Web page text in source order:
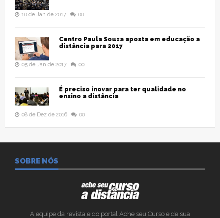
10 de Jan de 2017 00
Centro Paula Souza aposta em educação a
distância para 2017
05 de Jan de 2017 00
É preciso inovar para ter qualidade no
ensino a distância
08 de Dez de 2016 00
SOBRE NÓS
A equipe da revista e do portal Ache seu Curso e de sua